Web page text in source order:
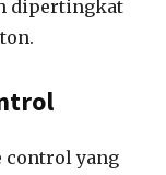
dipertingkat
control yang